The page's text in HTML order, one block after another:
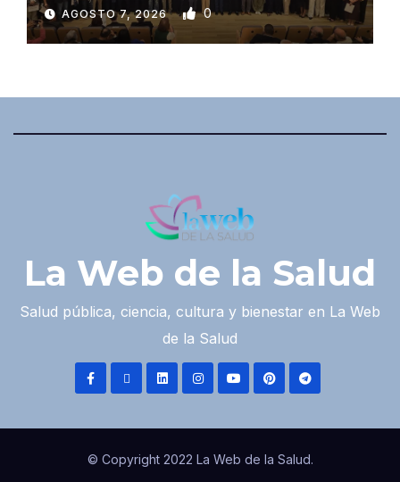
AGOSTO 7, 2026 0
La Web de la Salud
Salud pública, ciencia, cultura y bienestar en La Web
de la Salud
© Copyright 2022 La Web de la Salud.